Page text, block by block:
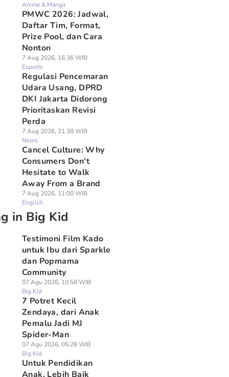
Anime & Manga
PMWC 2026: Jadwal,
Daftar Tim, Format,
Prize Pool, dan Cara
Nonton
7 Aug 2026, 16:36 WIB
Esports
Regulasi Pencemaran
Udara Usang, DPRD
DKI Jakarta Didorong
Prioritaskan Revisi
Perda
7 Aug 2026, 21:38 WIB
News
Cancel Culture: Why
Consumers Don't
Hesitate to Walk
Away From a Brand
7 Aug 2026, 11:00 WIB
English
in Big Kid
Testimoni Film Kado
untuk Ibu dari Sparkle
dan Popmama
Community
07 Agu 2026, 10:58 WIB
Big Kid
7 Potret Kecil
Zendaya, dari Anak
Pemalu Jadi MJ
Spider-Man
07 Agu 2026, 05:28 WIB
Big Kid
Untuk Pendidikan
Anak, Lebih Baik